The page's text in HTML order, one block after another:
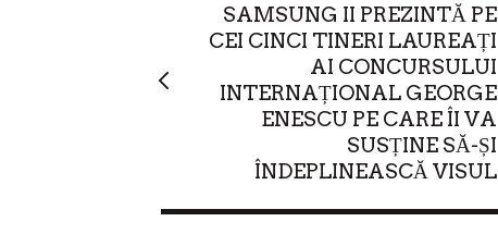
SAMSUNG II PREZINTĂ PE
CEI CINCI TINERI LAUREAȚI
AI CONCURSULUI
INTERNAȚIONAL GEORGE
ENESCU PE CARE ÎI VA
SUSȚINE SĂ-ȘI
ÎNDEPLINEASCĂ VISUL